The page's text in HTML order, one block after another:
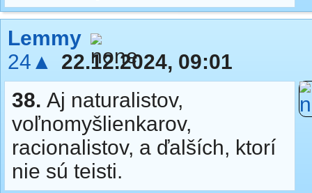
Lemmy
24▲
22.12.2024, 09:01
38. Aj naturalistov,
voľnomyšlienkarov,
racionalistov, a ďalších, ktorí
nie sú teisti.